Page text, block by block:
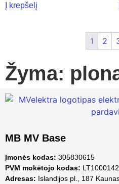
Į krepšelį
1 2
Žyma:
MB MV Base
Įmonės kodas: 305830615
PVM mokėtojo kodas:
Adresas: Islandijos pl., 187